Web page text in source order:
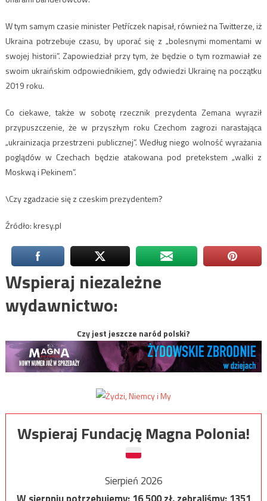
W tym samym czasie minister Petříczek napisał, również na Twitterze, iż
Ukraina potrzebuje czasu, by uporać się z „bolesnymi momentami w
swojej historii”. Zapowiedział przy tym, że będzie o tym rozmawiał ze
swoim ukraińskim odpowiednikiem, gdy odwiedzi Ukrainę na początku
2019 roku.
Co ciekawe, także w sobotę rzecznik prezydenta Zemana wyraził
przypuszczenie, że w przyszłym roku Czechom zagrozi narastająca
„ukrainizacja przestrzeni publicznej”. Według niego wolność wyrażania
poglądów w Czechach będzie atakowana pod pretekstem „walki z
Moskwą i Pekinem”.
\Czy zgadzacie się z czeskim prezydentem?
Źródło: kresy.pl
Wspieraj niezależne
wydawnictwo:
Czy jest jeszcze naród polski?
Wspieraj Fundację Magna Polonia!
Sierpień 2026